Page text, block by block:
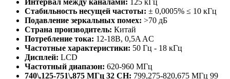
Стабильность несущей частоты: ± 0,0005% ≤ 10 кГц
Подавление зеркальных помех: >70 дБ
Страна производитель: Китай
Потребление тока: 12-18В, 0,5A AC
Частотные характеристики: 50 Гц - 18 кГц
Дисплей: LCD
Частотный диапазон: 620-960 МГц
740\,125-751\,875 МГц 32 CH: 799,275-820,675 МГц 99